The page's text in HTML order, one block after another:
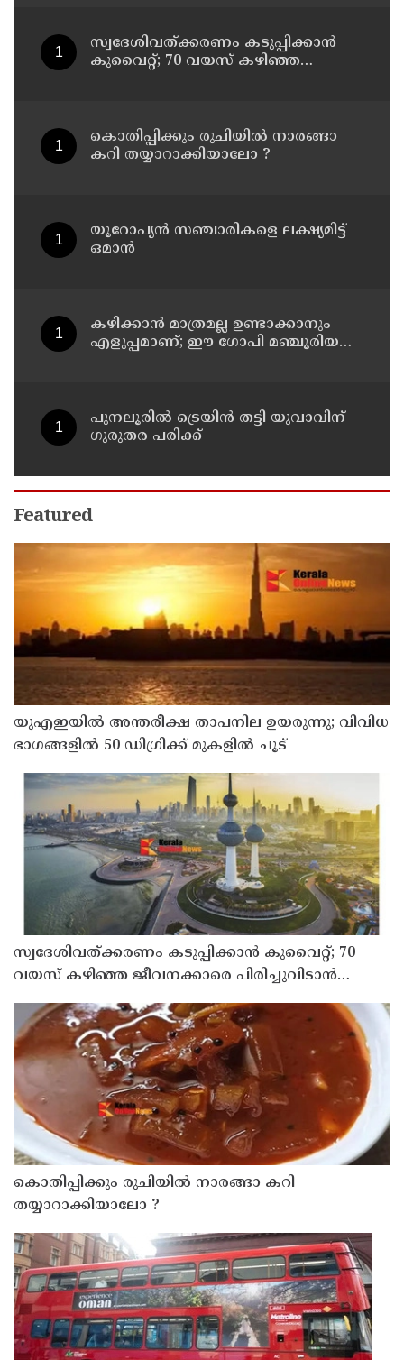
സ്വദേശിവത്ക്കരണം കടുപ്പിക്കാന്‍
കുവൈറ്റ്; 70 വയസ് കഴിഞ്ഞ
കൊതിപ്പിക്കും രുചിയിൽ നാരങ്ങാ
കറി തയ്യാറാക്കിയാലോ ?
യൂറോപ്യന്‍ സഞ്ചാരികളെ ലക്ഷ്യമിട്ട്
ഒമാന്‍
കഴിക്കാൻ മാത്രമല്ല ഉണ്ടാക്കാനും
എളുപ്പമാണ്; ഈ ഗോപി മഞ്ചൂരിയൻ
പുനലൂരിൽ ട്രെയിൻ തട്ടി യുവാവിന്
ഗുരുതര പരിക്ക്
Featured
യുഎഇയില്‍ അന്തരീക്ഷ താപനില ഉയരുന്നു; വിവിധ
ഭാഗങ്ങളില്‍ 50 ഡിഗ്രിക്ക് മുകളില്‍ ചൂട്
സ്വദേശിവത്ക്കരണം കടുപ്പിക്കാന്‍ കുവൈറ്റ്; 70
വയസ് കഴിഞ്ഞ ജീവനക്കാരെ പിരിച്ചുവിടാന്‍
കൊതിപ്പിക്കും രുചിയിൽ നാരങ്ങാ കറി
തയ്യാറാക്കിയാലോ ?